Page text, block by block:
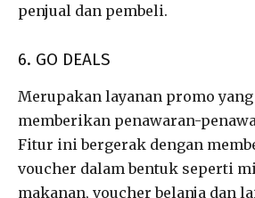
penjual dan pembeli.
6. GO DEALS
Merupakan layanan promo
memberikan penawaran-
Fitur ini bergerak dengan
voucher dalam bentuk seperti
makanan, voucher belanja dan